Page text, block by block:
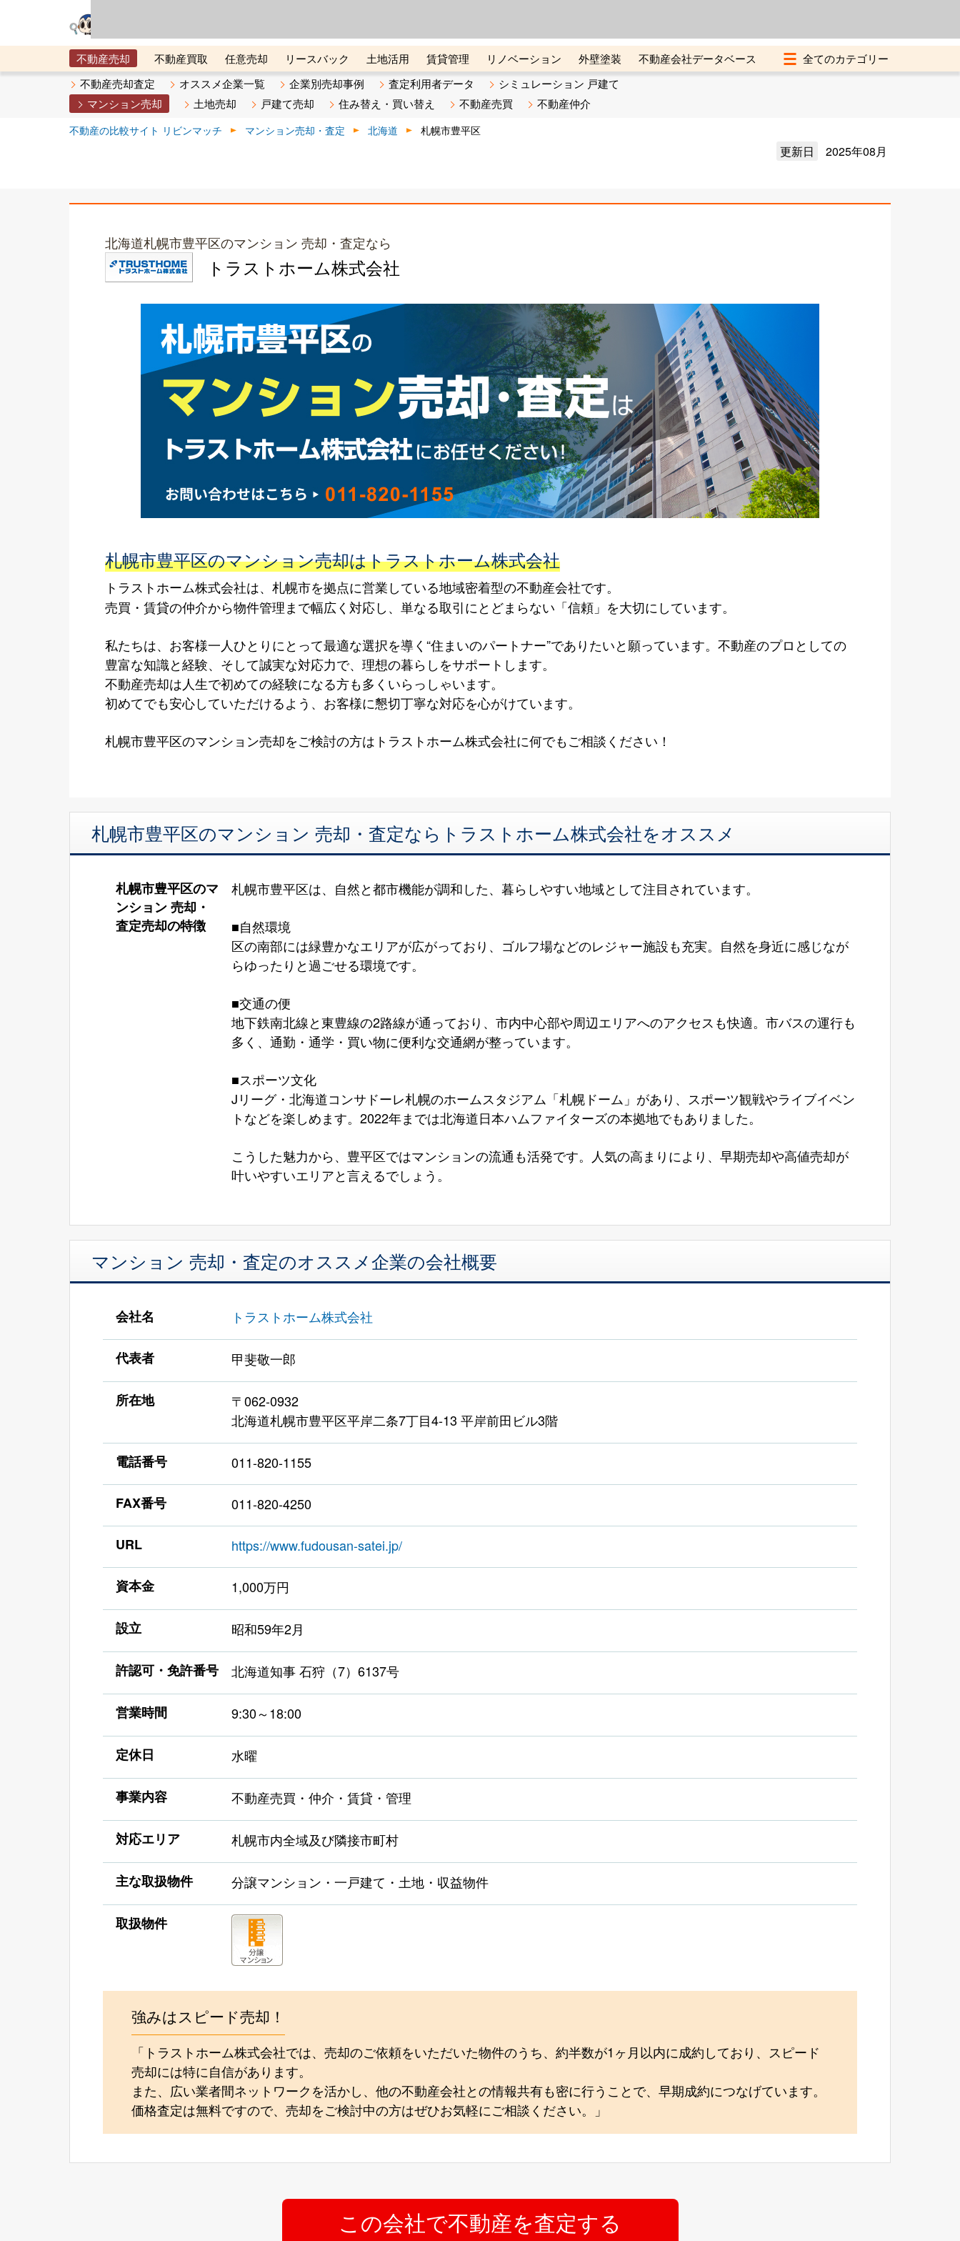
不動産売却 不動産買取 任意売却 リースバック 土地活用 賃貸管理 リノベーション 外壁塗装
不動産会社データベース
メタ住宅展示場
ベスト不動産カンパニー オンライン講座 リビンマガジンBiz 不動産売却ご相談デスク
不動産売却査定 オススメ企業一覧 企業別売却事例 査定利用者データ
シミュレーション 戸建て
マンション売却
土地売却 戸建て売却 住み替え・買い替え 不動産売買 不動産仲介
不動産の比較サイト リビンマッチ マンション売却・査定 北海道 札幌市豊平区
更新日 2025年08月
北海道札幌市豊平区のマンション 売却・査定なら
トラストホーム株式会社
札幌市豊平区のマンション売却はトラストホーム株式会社
トラストホーム株式会社は、札幌市を拠点に営業している地域密着型の不動産会社です。
売買・賃貸の仲介から物件管理まで幅広く対応し、単なる取引にとどまらない「信頼」を大切にしています。
私たちは、お客様一人ひとりにとって最適な選択を導く“住まいのパートナー”でありたいと願っています。不動産のプロとしての
豊富な知識と経験、そして誠実な対応力で、理想の暮らしをサポートします。
不動産売却は人生で初めての経験になる方も多くいらっしゃいます。
初めてでも安心していただけるよう、お客様に懇切丁寧な対応を心がけています。
札幌市豊平区のマンション売却をご検討の方はトラストホーム株式会社に何でもご相談ください！
札幌市豊平区のマンション 売却・査定ならトラストホーム株式会社をオススメ
札幌市豊平区のマ
ンション 売却・
査定売却の特徴
札幌市豊平区は、自然と都市機能が調和した、暮らしやすい地域として注目されています。
■自然環境
区の南部には緑豊かなエリアが広がっており、ゴルフ場などのレジャー施設も充実。自然を身近に感じなが
らゆったりと過ごせる環境です。
■交通の便
地下鉄南北線と東豊線の2路線が通っており、市内中心部や周辺エリアへのアクセスも快適。市バスの運行も
多く、通勤・通学・買い物に便利な交通網が整っています。
■スポーツ文化
Jリーグ・北海道コンサドーレ札幌のホームスタジアム「札幌ドーム」があり、スポーツ観戦やライブイベン
トなどを楽しめます。2022年までは北海道日本ハムファイターズの本拠地でもありました。
こうした魅力から、豊平区ではマンションの流通も活発です。人気の高まりにより、早期売却や高値売却が
叶いやすいエリアと言えるでしょう。
マンション 売却・査定のオススメ企業の会社概要
会社名 トラストホーム株式会社
代表者 甲斐敬一郎
所在地
〒062-0932
北海道札幌市豊平区平岸二条7丁目4-13 平岸前田ビル3階
電話番号 011-820-1155
FAX番号 011-820-4250
URL https://www.fudousan-satei.jp/
資本金 1,000万円
設立 昭和59年2月
許認可・免許番号 北海道知事 石狩（7）6137号
営業時間 9:30～18:00
定休日 水曜
事業内容 不動産売買・仲介・賃貸・管理
対応エリア 札幌市内全域及び隣接市町村
主な取扱物件 分譲マンション・一戸建て・土地・収益物件
取扱物件
強みはスピード売却！
「トラストホーム株式会社では、売却のご依頼をいただいた物件のうち、約半数が1ヶ月以内に成約しており、スピード
売却には特に自信があります。
また、広い業者間ネットワークを活かし、他の不動産会社との情報共有も密に行うことで、早期成約につなげています。
価格査定は無料ですので、売却をご検討中の方はぜひお気軽にご相談ください。」